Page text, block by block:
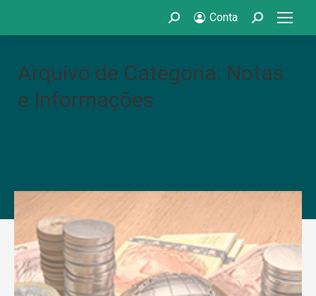
Search: Conta Search:
Arquivo de Categoria: Notas
e Informações